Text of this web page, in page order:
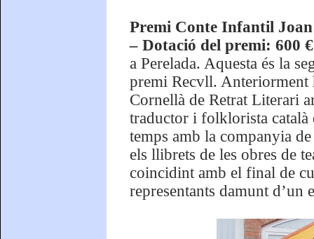
Premi Conte Infantil
– Dotació del premi: 600
a Perelada. Aquesta és la
premi Recvll. Anteriorment
Cornellà de Retrat Literari
traductor i folklorista català
temps amb la companyia
els llibrets de les obres de
coincidint amb el final de
representants damunt d’un